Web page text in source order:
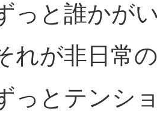
っと誰かが
れが非日常
っとテンシ